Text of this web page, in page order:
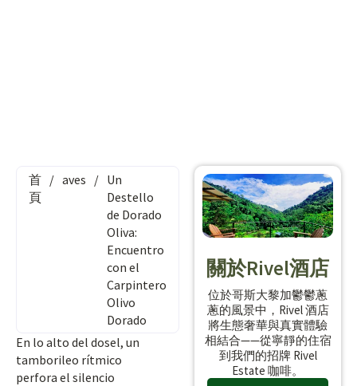
首
頁
/ aves / Un
Destello
de Dorado
Oliva:
Encuentro
con el
Carpintero
Olivo
Dorado
En lo alto del dosel, un
tamborileo rítmico
perfora el silencio
關於Rivel酒店
位於哥斯大黎加鬱鬱蔥
蔥的風景中，Rivel 酒店
將生態奢華與真實體驗
相結合——從寧靜的住宿
到我們的招牌 Rivel
Estate 咖啡。